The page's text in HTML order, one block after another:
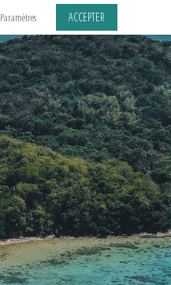
Paramètres ACCEPTER